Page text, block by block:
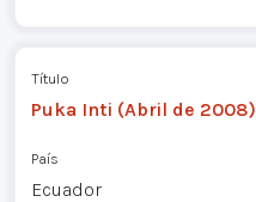
Título
Puka Inti (Abril de 2008)
País
Ecuador